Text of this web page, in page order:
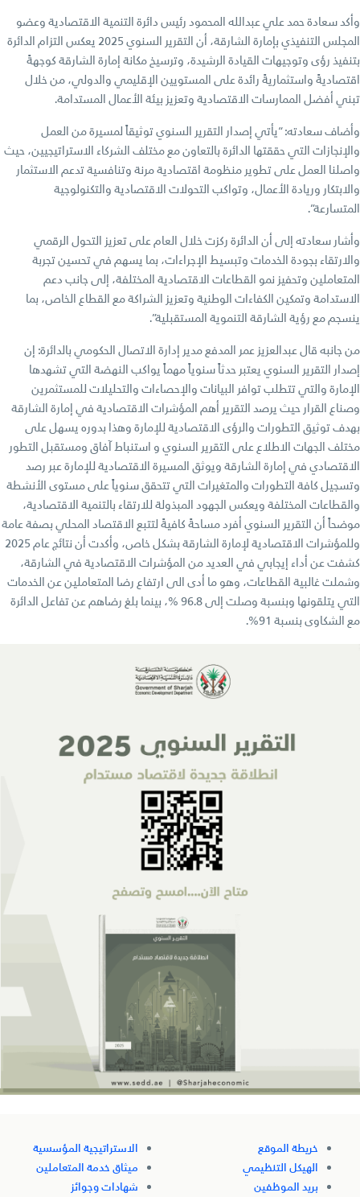
وأكد سعادة حمد علي عبدالله المحمود رئيس دائرة التنمية الاقتصادية وعضو
المجلس التنفيذي بإمارة الشارقة، أن التقرير السنوي 2025 يعكس التزام الدائرة
بتنفيذ رؤى وتوجيهات القيادة الرشيدة، وترسيخ مكانة إمارة الشارقة كوجهةً
اقتصاديةً واستثماريةً رائدة على المستويين الإقليمي والدولي، من خلال
تبني أفضل الممارسات الاقتصادية وتعزيز بيئة الأعمال المستدامة.
وأضاف سعادته: “يأتي إصدار التقرير السنوي توثيقاً لمسيرة من العمل
والإنجازات التي حققتها الدائرة بالتعاون مع مختلف الشركاء الاستراتيجيين، حيث
واصلنا العمل على تطوير منظومة اقتصادية مرنة وتنافسية تدعم الاستثمار
والابتكار وريادة الأعمال، وتواكب التحولات الاقتصادية والتكنولوجية
المتسارعة”.
وأشار سعادته إلى أن الدائرة ركزت خلال العام على تعزيز التحول الرقمي
والارتقاء بجودة الخدمات وتبسيط الإجراءات، بما يسهم في تحسين تجربة
المتعاملين وتحفيز نمو القطاعات الاقتصادية المختلفة، إلى جانب دعم
الاستدامة وتمكين الكفاءات الوطنية وتعزيز الشراكة مع القطاع الخاص، بما
ينسجم مع رؤية الشارقة التنموية المستقبلية”.
من جانبه قال عبدالعزيز عمر المدفع مدير إدارة الاتصال الحكومي بالدائرة: إن
إصدار التقرير السنوي يعتبر حدثاً سنوياً مهماً يواكب النهضة التي تشهدها
الإمارة والتي تتطلب توافر البيانات والإحصاءات والتحليلات للمستثمرين
وصناع القرار حيث يرصد التقرير أهم المؤشرات الاقتصادية في إمارة الشارقة
بهدف توثيق التطورات والرؤى الاقتصادية للإمارة وهذا بدوره يسهل على
مختلف الجهات الاطلاع على التقرير السنوي و استنباط آفاق ومستقبل التطور
الاقتصادي في إمارة الشارقة ويوثق المسيرة الاقتصادية للإمارة عبر رصد
وتسجيل كافة التطورات والمتغيرات التي تتحقق سنوياً على مستوى الأنشطة
والقطاعات المختلفة ويعكس الجهود المبذولة للارتقاء بالتنمية الاقتصادية،
موضحاً أن التقرير السنوي أفرد مساحةً كافيةً لتتبع الاقتصاد المحلي بصفة عامة
وللمؤشرات الاقتصادية لإمارة الشارقة بشكل خاص، وأكدت أن نتائج عام 2025
كشفت عن أداء إيجابي في العديد من المؤشرات الاقتصادية في الشارقة،
وشملت غالبية القطاعات، وهو ما أدى الى ارتفاع رضا المتعاملين عن الخدمات
التي يتلقونها وبنسبة وصلت إلى 96.8 %، بينما بلغ رضاهم عن تفاعل الدائرة
مع الشكاوى بنسبة 91%.
خريطة الموقع
الهيكل التنظيمي
بريد الموظفين
الاستراتيجية المؤسسية
ميثاق خدمة المتعاملين
شهادات وجوائز